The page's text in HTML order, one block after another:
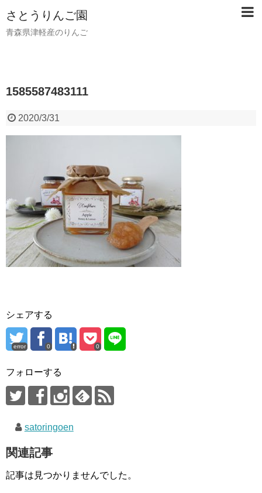
さとうりんご園
青森県津軽産のりんご
1585587483111
2020/3/31
シェアする
error 0 0
フォローする
satoringoen
関連記事
記事は見つかりませんでした。